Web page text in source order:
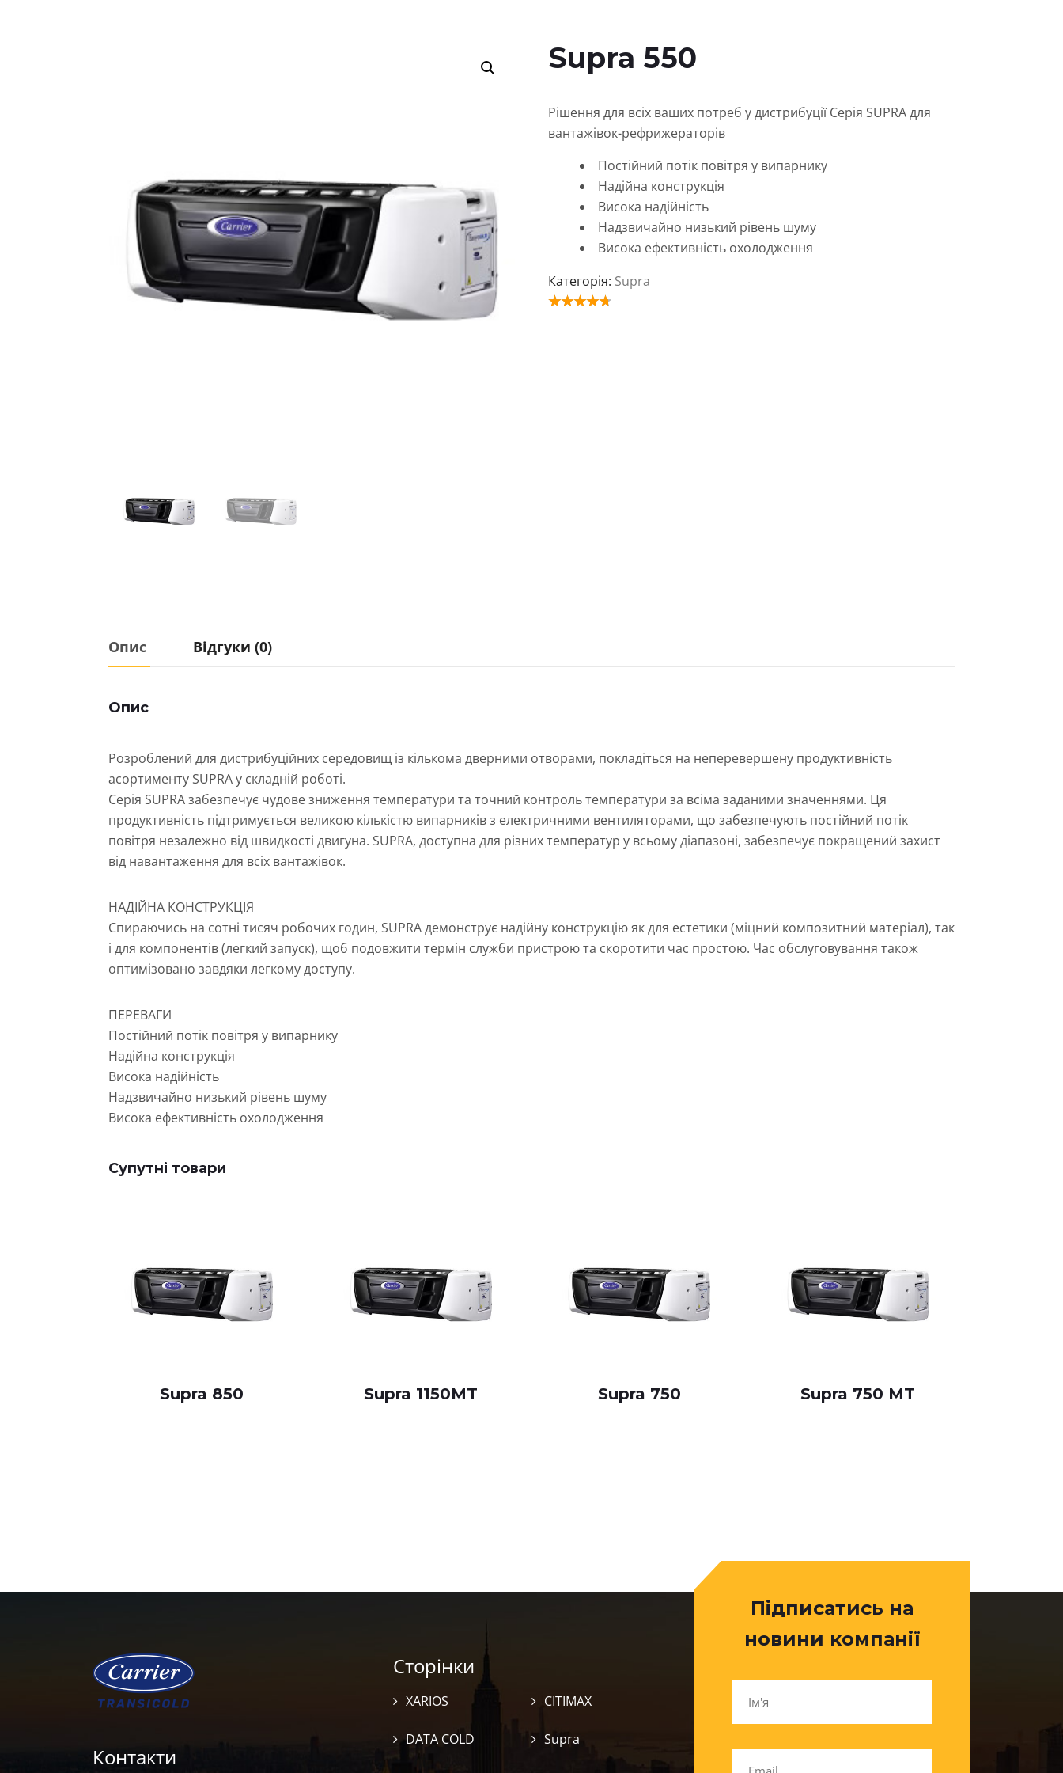
Supra 550
Рішення для всіх ваших потреб у дистрибуції Серія SUPRA для
вантажівок-рефрижераторів
Постійний потік повітря у випарнику
Надійна конструкція
Висока надійність
Надзвичайно низький рівень шуму
Висока ефективність охолодження
Категорія: Supra
Опис Відгуки (0)
Опис
Розроблений для дистрибуційних середовищ із кількома дверними отворами, покладіться на неперевершену продуктивність
асортименту SUPRA у складній роботі.
Серія SUPRA забезпечує чудове зниження температури та точний контроль температури за всіма заданими значеннями. Ця
продуктивність підтримується великою кількістю випарників з електричними вентиляторами, що забезпечують постійний потік
повітря незалежно від швидкості двигуна. SUPRA, доступна для різних температур у всьому діапазоні, забезпечує покращений захист
від навантаження для всіх вантажівок.
НАДІЙНА КОНСТРУКЦІЯ
Спираючись на сотні тисяч робочих годин, SUPRA демонструє надійну конструкцію як для естетики (міцний композитний матеріал), так
і для компонентів (легкий запуск), щоб подовжити термін служби пристрою та скоротити час простою. Час обслуговування також
оптимізовано завдяки легкому доступу.
ПЕРЕВАГИ
Постійний потік повітря у випарнику
Надійна конструкція
Висока надійність
Надзвичайно низький рівень шуму
Висока ефективність охолодження
Супутні товари
Supra 850 Supra 1150MT Supra 750 Supra 750 MT
Контакти
Сторінки
XARIOS CITIMAX
DATA COLD Supra
Підписатись на
новини компанії